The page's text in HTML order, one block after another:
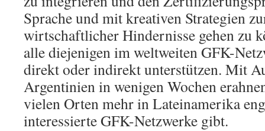
Sprache und mit kreativen Strategien
wirtschaftlicher Hindernisse gehen zu
alle diejenigen im weltweiten GFK-
direkt oder indirekt unterstützen. Mit
Argentinien in wenigen Wochen
vielen Orten mehr in Lateinamerika
interessierte GFK-Netzwerke gibt.